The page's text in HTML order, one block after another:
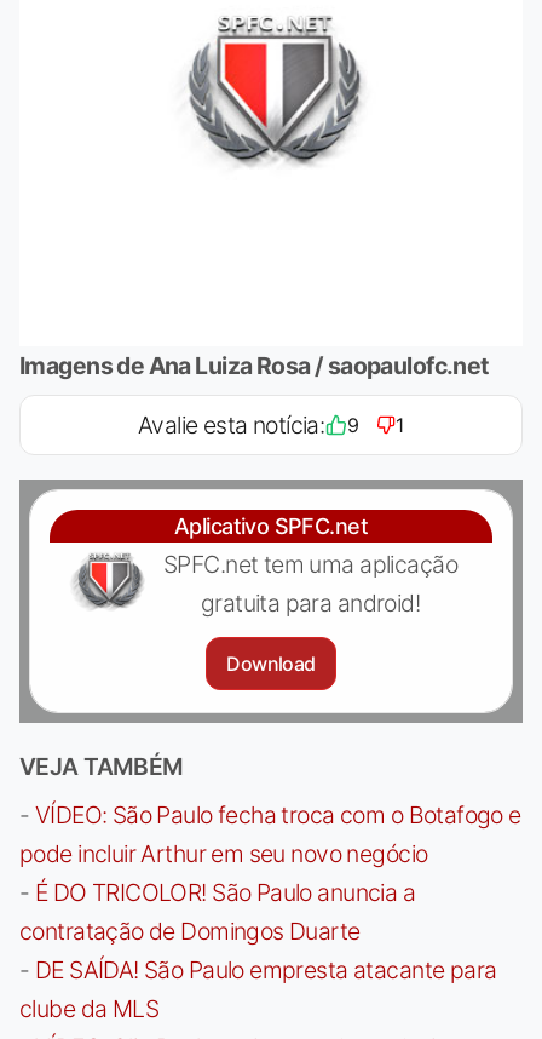
Imagens de Ana Luiza Rosa / saopaulofc.net
Avalie esta notícia: 9 1
Aplicativo SPFC.net
SPFC.net tem uma aplicação
gratuita para android!
Download
VEJA TAMBÉM
- VÍDEO: São Paulo fecha troca com o Botafogo e
pode incluir Arthur em seu novo negócio
- É DO TRICOLOR! São Paulo anuncia a
contratação de Domingos Duarte
- DE SAÍDA! São Paulo empresta atacante para
clube da MLS